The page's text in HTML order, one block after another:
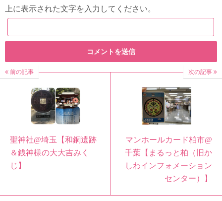
上に表示された文字を入力してください。
前の記事
聖神社@埼玉【和銅遺跡
＆銭神様の大大吉みく
じ】
次の記事
マンホールカード柏市@
千葉【まるっと柏（旧か
しわインフォメーション
センター）】